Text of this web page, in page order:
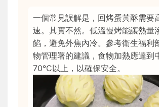
一個常見誤解是，回烤蛋黃酥需要
速。其實不然。低溫慢烤能讓熱量
餡，避免外焦內冷。參考衛生福利
物管理署的建議，食物加熱應達到
70°C以上，以確保安全。